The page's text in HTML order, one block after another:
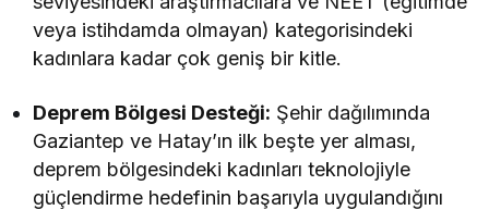
veya istihdamda olmayan) kategorisindeki
kadınlara kadar çok geniş bir kitle.
Deprem Bölgesi Desteği: Şehir dağılımında
Gaziantep ve Hatay’ın ilk beşte yer alması,
deprem bölgesindeki kadınları teknolojiyle
güçlendirme hedefinin başarıyla uygulandığını